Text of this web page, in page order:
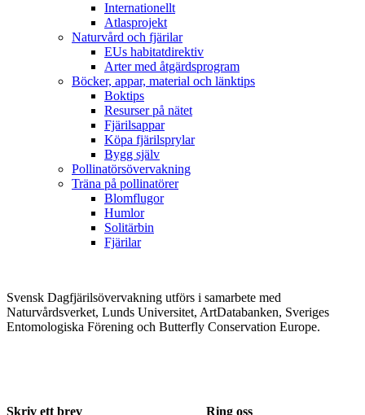
Internationellt
Atlasprojekt
Naturvård och fjärilar
EUs habitatdirektiv
Arter med åtgärdsprogram
Böcker, appar, material och länktips
Boktips
Resurser på nätet
Fjärilsappar
Köpa fjärilsprylar
Bygg själv
Pollinatörsövervakning
Träna på pollinatörer
Blomflugor
Humlor
Solitärbin
Fjärilar
Svensk Dagfjärilsövervakning utförs i samarbete med
Naturvårdsverket, Lunds Universitet, ArtDatabanken, Sveriges
Entomologiska Förening och Butterfly Conservation Europe.
Skriv ett brev Ring oss